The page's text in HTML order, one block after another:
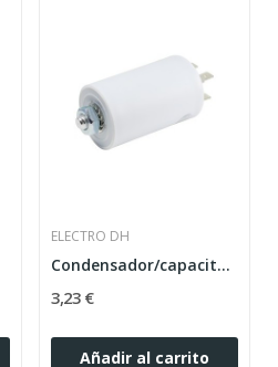
ELECTRO DH
Condensador/capacitador de motor12uf.
3,23 €
Añadir al carrito